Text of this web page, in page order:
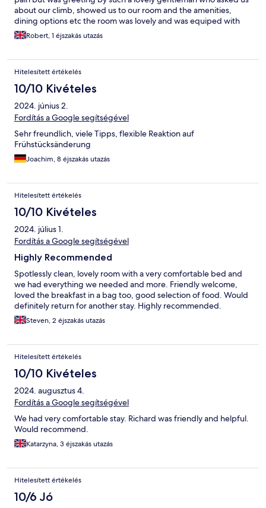
about our climb, showed us to our room and the amenities,
dining options etc the room was lovely and was equiped with
everything we need the shower was hot and clean the room was
toasty with additional geating options and further more the
to do so soon
Robert, 1 éjszakás utazás
Hitelesített értékelés
10/10 Kivételes
2024. június 2.
Fordítás a Google segítségével
Sehr freundlich, viele Tipps, flexible Reaktion auf
Frühstücksänderung
Joachim, 8 éjszakás utazás
Hitelesített értékelés
10/10 Kivételes
2024. július 1.
Fordítás a Google segítségével
Highly Recommended
Spotlessly clean, lovely room with a very comfortable bed and
we had everything we needed and more. Friendly welcome,
loved the breakfast in a bag too, good selection of food. Would
definitely return for another stay. Highly recommended.
Steven, 2 éjszakás utazás
Hitelesített értékelés
10/10 Kivételes
2024. augusztus 4.
Fordítás a Google segítségével
We had very comfortable stay. Richard was friendly and helpful.
Would recommend.
Katarzyna, 3 éjszakás utazás
Hitelesített értékelés
10/6 Jó